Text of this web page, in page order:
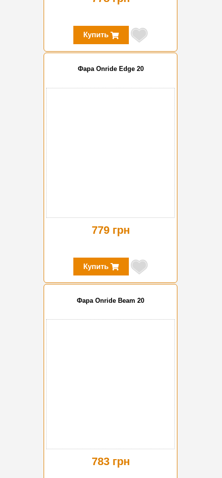
Купить
Фара Onride Edge 20
779 грн
Купить
Фара Onride Beam 20
783 грн